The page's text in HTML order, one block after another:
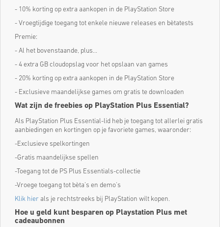
- 10% korting op extra aankopen in de PlayStation Store
- Vroegtijdige toegang tot enkele nieuwe releases en bètatests
Premie:
- Al het bovenstaande, plus...
- 4 extra GB cloudopslag voor het opslaan van games
- 20% korting op extra aankopen in de PlayStation Store
- Exclusieve maandelijkse games om gratis te downloaden
Wat zijn de freebies op PlayStation Plus Essential?
Als PlayStation Plus Essential-lid heb je toegang tot allerlei gratis
aanbiedingen en kortingen op je favoriete games, waaronder:
-Exclusieve spelkortingen
-Gratis maandelijkse spellen
-Toegang tot de PS Plus Essentials-collectie
-Vroege toegang tot bèta's en demo's
Klik hier als je rechtstreeks bij PlayStation wilt kopen.
Hoe u geld kunt besparen op Playstation Plus met
cadeaubonnen